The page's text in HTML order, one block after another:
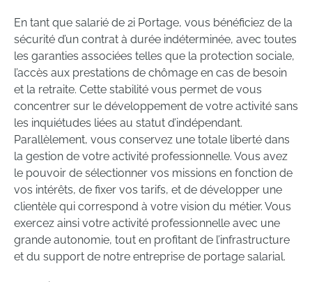
En tant que salarié de 2i Portage, vous bénéficiez de la
sécurité d’un contrat à durée indéterminée, avec toutes
les garanties associées telles que la protection sociale,
l’accès aux prestations de chômage en cas de besoin
et la retraite. Cette stabilité vous permet de vous
concentrer sur le développement de votre activité sans
les inquiétudes liées au statut d’indépendant.
Parallèlement, vous conservez une totale liberté dans
la gestion de votre activité professionnelle. Vous avez
le pouvoir de sélectionner vos missions en fonction de
vos intérêts, de fixer vos tarifs, et de développer une
clientèle qui correspond à votre vision du métier. Vous
exercez ainsi votre activité professionnelle avec une
grande autonomie, tout en profitant de l’infrastructure
et du support de notre entreprise de portage salarial.